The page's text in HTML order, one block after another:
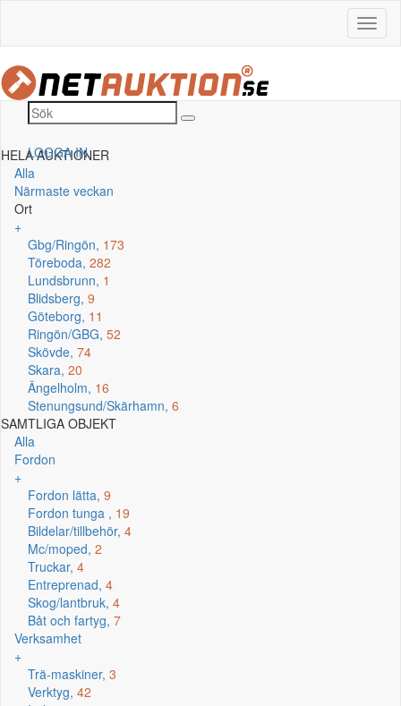
LOGGA IN
HELA AUKTIONER
Alla
Närmaste veckan
Ort
+
Gbg/Ringön, 173
Töreboda, 282
Lundsbrunn, 1
Blidsberg, 9
Göteborg, 11
Ringön/GBG, 52
Skövde, 74
Skara, 20
Ängelholm, 16
Stenungsund/Skärhamn, 6
SAMTLIGA OBJEKT
Alla
Fordon
+
Fordon lätta, 9
Fordon tunga , 19
Bildelar/tillbehör, 4
Mc/moped, 2
Truckar, 4
Entreprenad, 4
Skog/lantbruk, 4
Båt och fartyg, 7
Verksamhet
+
Trä-maskiner, 3
Verktyg, 42